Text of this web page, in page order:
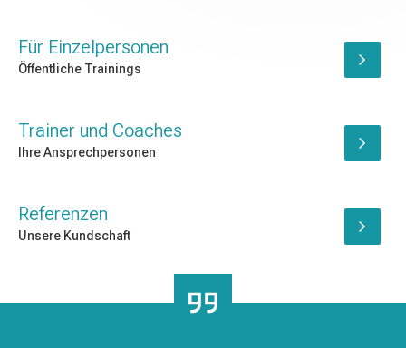
Für Einzelpersonen
Öffentliche Trainings
Trainer und Coaches
Ihre Ansprechpersonen
Referenzen
Unsere Kundschaft